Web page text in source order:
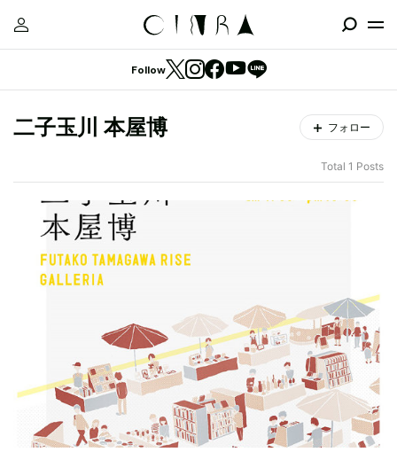
Follow
二子玉川 本屋博 フォロー
Total 1 Posts